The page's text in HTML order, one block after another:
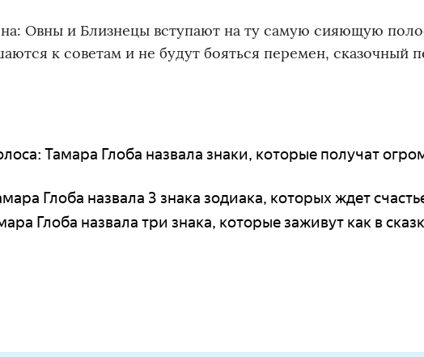
Овны и Близнецы вступают на ту самую сияющую
к советам и не будут бояться перемен, сказочный
Тамара Глоба назвала знаки, которые получат
Глоба назвала 3 знака зодиака, которых ждет
Глоба назвала три знака, которые заживут как в